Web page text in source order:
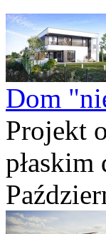
Dom
Projekt